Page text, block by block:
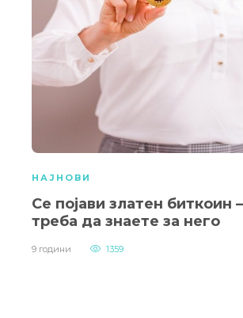
НАЈНОВИ
Се појави златен биткоин
треба да знаете за него
9 години 1359